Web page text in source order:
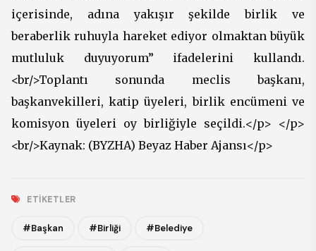
içerisinde, adına yakışır şekilde birlik ve
beraberlik ruhuyla hareket ediyor olmaktan büyük
mutluluk duyuyorum” ifadelerini kullandı.
<br/>Toplantı sonunda meclis başkanı,
başkanvekilleri, katip üyeleri, birlik encümeni ve
komisyon üyeleri oy birliğiyle seçildi.</p> </p>
<br/>Kaynak: (BYZHA) Beyaz Haber Ajansı</p>
ETIKETLER
#Başkan #Birliği #Belediye